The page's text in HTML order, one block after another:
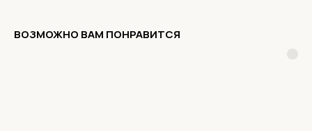
ВОЗМОЖНО ВАМ ПОНРАВИТСЯ